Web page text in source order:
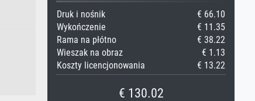
Druk i nośnik
€ 66.10
Wykończenie
€ 11.35
Rama na płótno
€ 38.22
Wieszak na obraz
€ 1.13
Koszty licencjonowania
€ 13.22
€ 130.02